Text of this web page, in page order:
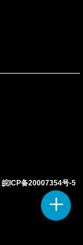
皖ICP备20007354号-5